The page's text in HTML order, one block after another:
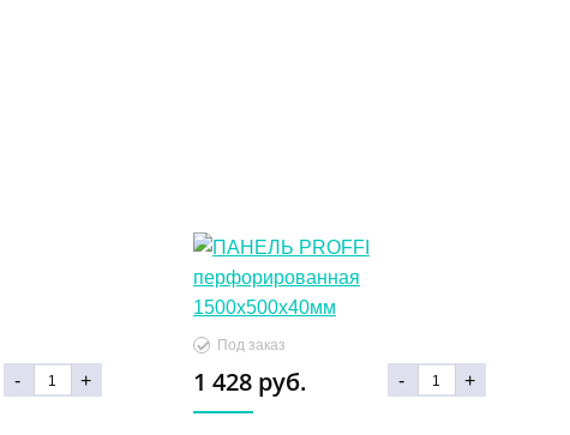
- +
Под заказ
1 428 руб. - +